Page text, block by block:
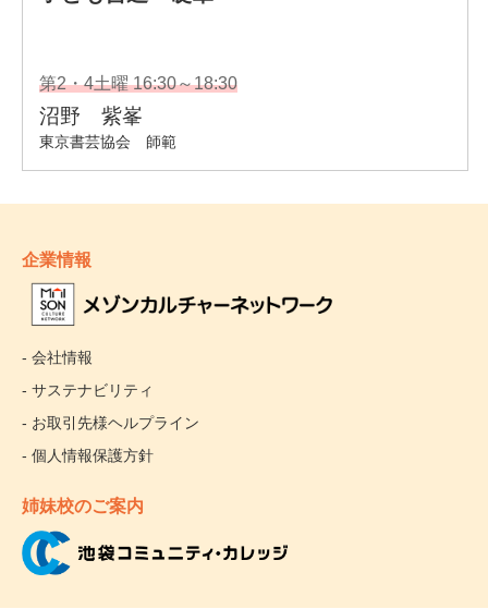
企業情報
- 会社情報
- サステナビリティ
- お取引先様ヘルプライン
- 個人情報保護方針
姉妹校のご案内